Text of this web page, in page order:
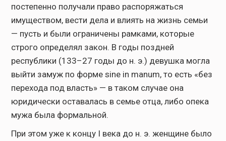
постепенно получали право распоряжаться
имуществом, вести дела и влиять на жизнь семьи
— пусть и были ограничены рамками, которые
строго определял закон. В годы поздней
республики (133–27 годы до н. э.) девушка могла
выйти замуж по форме sine in manum, то есть «без
перехода под власть» — в таком случае она
юридически оставалась в семье отца, либо опека
мужа была формальной.
При этом уже к концу I века до н. э. женщине было